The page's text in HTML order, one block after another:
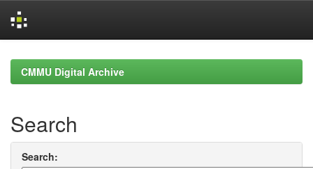
navigationCMMU Digital Archive
Search
Search: